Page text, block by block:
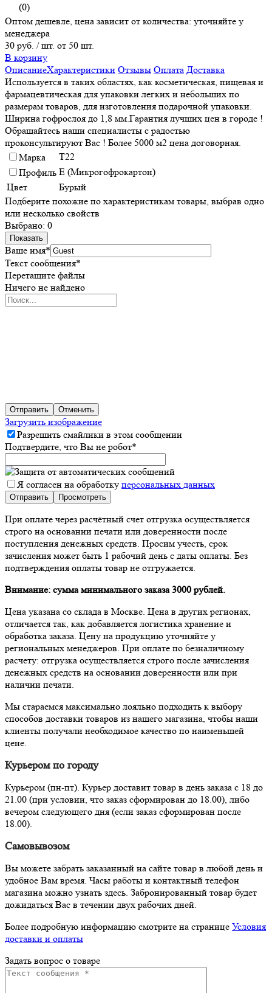
(0)
Оптом дешевле, цена зависит от количества: уточняйте у
менеджера
30 руб. / шт. от 50 шт.
В корзину
ОписаниеХарактеристики Отзывы Оплата Доставка
Используется в таких областях, как косметическая, пищевая и
фармацевтическая для упаковки легких и небольших по
размерам товаров, для изготовления подарочной упаковки.
Ширина гофрослоя до 1,8 мм.Гарантия лучших цен в городе !
Обращайтесь наши специалисты с радостью
проконсультируют Вас ! Более 5000 м2 цена договорная.
Марка
Т22
Профиль E (Микрогофрокартон)
Цвет
Бурый
Подберите похожие по характеристикам товары, выбрав одно
или несколько свойств
Выбрано: 0
Показать
Ваше имя*
Текст сообщения*
Перетащите файлы
Ничего не найдено
Отправить Отменить
Загрузить изображение
Разрешить смайлики в этом сообщении
Подтвердите, что Вы не робот*
Я согласен на обработку персональных данных
При оплате через расчётный счет отгрузка осуществляется
строго на основании печати или доверенности после
поступления денежных средств. Просим учесть, срок
зачисления может быть 1 рабочий день с даты оплаты. Без
подтверждения оплаты товар не отгружается.
Внимание: сумма минимального заказа 3000 рублей.
Цена указана со склада в Москве. Цена в других регионах,
отличается так, как добавляется логистика хранение и
обработка заказа. Цену на продукцию уточняйте у
региональных менеджеров. При оплате по безналичному
расчету: отгрузка осуществляется строго после зачисления
денежных средств на основании доверенности или при
наличии печати.
Мы стараемся максимально лояльно подходить к выбору
способов доставки товаров из нашего магазина, чтобы наши
клиенты получали необходимое качество по наименьшей
цене.
Курьером по городу
Курьером (пн-пт). Курьер доставит товар в день заказа с 18 до
21.00 (при условии, что заказ сформирован до 18.00), либо
вечером следующего дня (если заказ сформирован после
18.00).
Самовывозом
Вы можете забрать заказанный на сайте товар в любой день и
удобное Вам время. Часы работы и контактный телефон
магазина можно узнать здесь. Забронированный товар будет
дожидаться Вас в течении двух рабочих дней.
Более подробную информацию смотрите на странице Условия
доставки и оплаты
Задать вопрос о товаре